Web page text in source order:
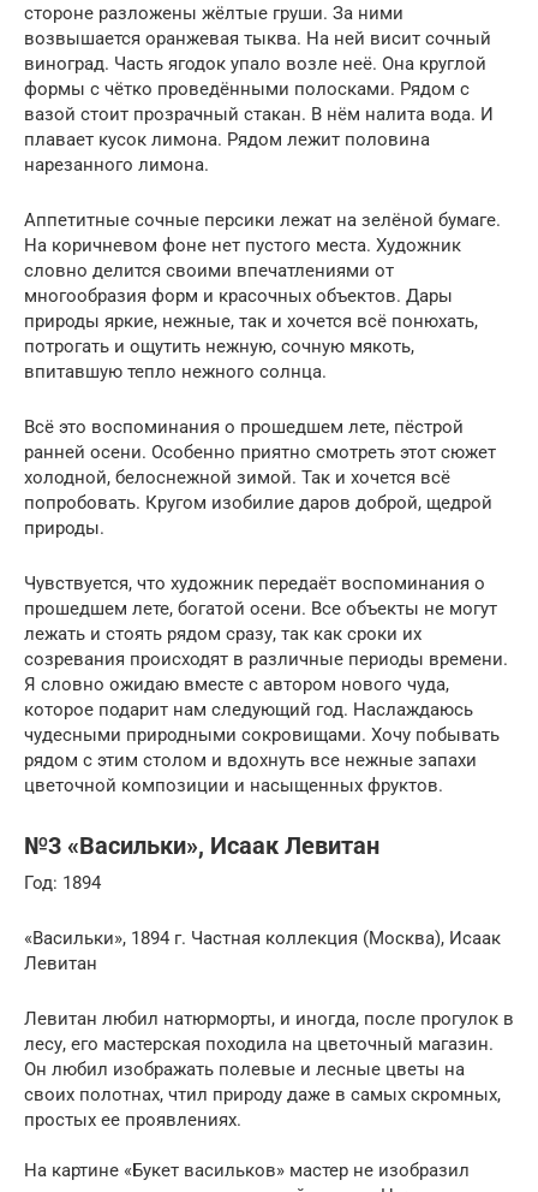
стороне разложены жёлтые груши. За ними
возвышается оранжевая тыква. На ней висит сочный
виноград. Часть ягодок упало возле неё. Она круглой
формы с чётко проведёнными полосками. Рядом с
вазой стоит прозрачный стакан. В нём налита вода. И
плавает кусок лимона. Рядом лежит половина
нарезанного лимона.
Аппетитные сочные персики лежат на зелёной бумаге.
На коричневом фоне нет пустого места. Художник
словно делится своими впечатлениями от
многообразия форм и красочных объектов. Дары
природы яркие, нежные, так и хочется всё понюхать,
потрогать и ощутить нежную, сочную мякоть,
впитавшую тепло нежного солнца.
Всё это воспоминания о прошедшем лете, пёстрой
ранней осени. Особенно приятно смотреть этот сюжет
холодной, белоснежной зимой. Так и хочется всё
попробовать. Кругом изобилие даров доброй, щедрой
природы.
Чувствуется, что художник передаёт воспоминания о
прошедшем лете, богатой осени. Все объекты не могут
лежать и стоять рядом сразу, так как сроки их
созревания происходят в различные периоды времени.
Я словно ожидаю вместе с автором нового чуда,
которое подарит нам следующий год. Наслаждаюсь
чудесными природными сокровищами. Хочу побывать
рядом с этим столом и вдохнуть все нежные запахи
цветочной композиции и насыщенных фруктов.
№3 «Васильки», Исаак Левитан
Год: 1894
«Васильки», 1894 г. Частная коллекция (Москва), Исаак
Левитан
Левитан любил натюрморты, и иногда, после прогулок в
лесу, его мастерская походила на цветочный магазин.
Он любил изображать полевые и лесные цветы на
своих полотнах, чтил природу даже в самых скромных,
простых ее проявлениях.
На картине «Букет васильков» мастер не изобразил